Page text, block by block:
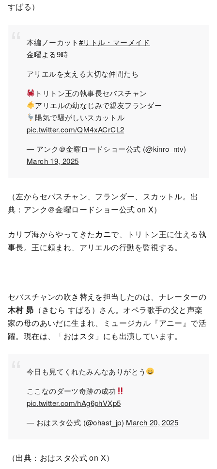
すばる）
本編ノーカット#リトル・マーメイド
金曜よる9時
アリエルを支える大切な仲間たち
トリトン王の執事長セバスチャン
アリエルの幼なじみで親友フランダー
陽気で騒がしいスカットル
pic.twitter.com/QM4xACrCL2
— アンク＠金曜ロードショー公式 (@kinro_ntv)
March 19, 2025
（左からセバスチャン、フランダー、スカットル。出
典：アンク＠金曜ロードショー公式 on X）
カリブ海からやってきたカニで、トリトン王に仕える執
事長。王に頼まれ、アリエルの行動を監視する。
セバスチャンの吹き替えを担当したのは、ナレーターの
木村 昴 （きむら すばる）さん。オペラ歌手の父と声楽
家の母のあいだに生まれ、ミュージカル『アニー』で活
躍。現在は、「おはスタ」にも出演しています。
今日も見てくれたみんなありがとう
ここなのダーツ奇跡の成功
pic.twitter.com/hAg6phVXp5
— おはスタ公式 (@ohast_jp) March 20, 2025
（出典：おはスタ公式 on X）